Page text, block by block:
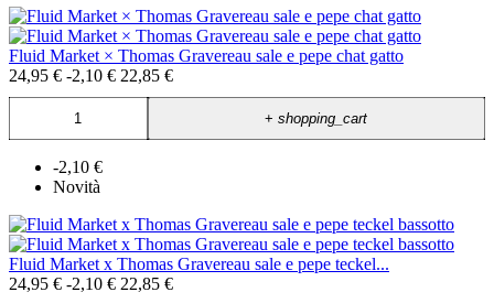
Fluid Market × Thomas Gravereau sale e pepe chat gatto
24,95 € -2,10 € 22,85 €
+shopping_cart
-2,10 €
Novità
Fluid Market x Thomas Gravereau sale e pepe teckel...
24,95 € -2,10 € 22,85 €